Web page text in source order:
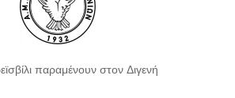
παραμένουν στον Διγενή